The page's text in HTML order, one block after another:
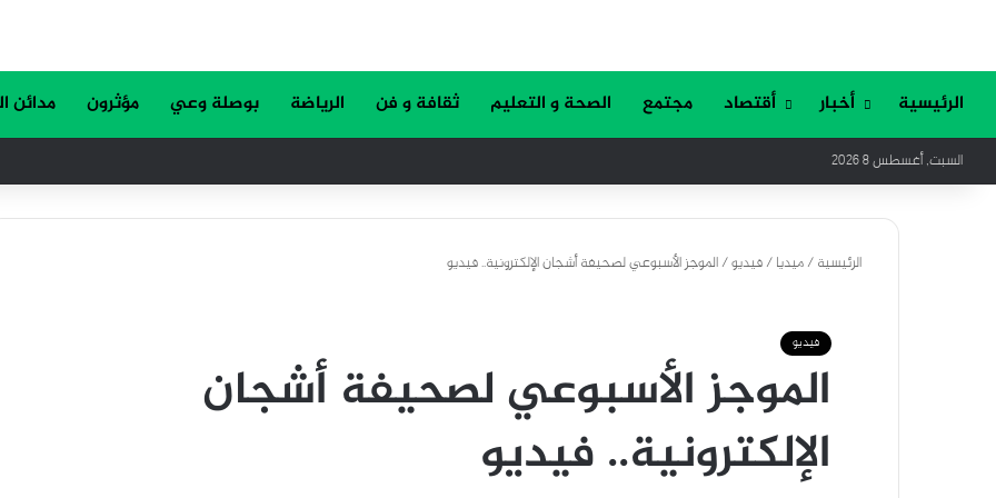
الرئيسية أخبار أقتصاد مجتمع الصحة و التعليم ثقافة و فن الرياضة بوصلة وعي مؤثرون مدائن
السبت, أغسطس 8 2026
الرئيسية/ميديا/فيديو/الموجز الأسبوعي لصحيفة أشجان الإلكترونية.. فيديو
فيديو
الموجز الأسبوعي لصحيفة أشجان
الإلكترونية.. فيديو